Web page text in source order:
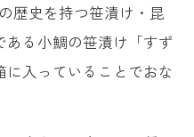
歴史を持つ笹漬け・昆
る小鯛の笹漬け「すず
入っていることでおな